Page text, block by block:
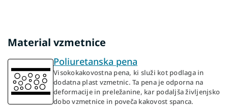
Material vzmetnice
Poliuretanska pena
Visokokakovostna pena, ki služi kot podlaga in
dodatna plast vzmetnic. Ta pena je odporna na
deformacije in preležanine, kar podaljša življenjsko
dobo vzmetnice in poveča kakovost spanca.